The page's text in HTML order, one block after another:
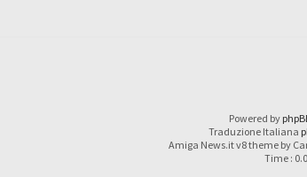
Powered by
Traduzione Italiana
Amiga News.it v8 theme by
Time :